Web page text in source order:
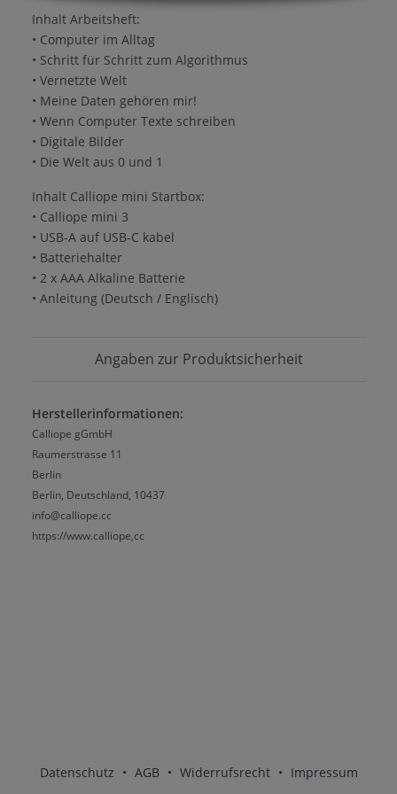
Inhalt Arbeitsheft:
• Computer im Alltag
• Schritt für Schritt zum Algorithmus
• Vernetzte Welt
• Meine Daten gehören mir!
• Wenn Computer Texte schreiben
• Digitale Bilder
• Die Welt aus 0 und 1
Inhalt Calliope mini Startbox:
• Calliope mini 3
• USB-A auf USB-C kabel
• Batteriehalter
• 2 x AAA Alkaline Batterie
• Anleitung (Deutsch / Englisch)
Angaben zur Produktsicherheit
Herstellerinformationen:
Calliope gGmbH
Raumerstrasse 11
Berlin
Berlin, Deutschland, 10437
info@calliope.cc
https://www.calliope,cc
Datenschutz • AGB • Widerrufsrecht • Impressum